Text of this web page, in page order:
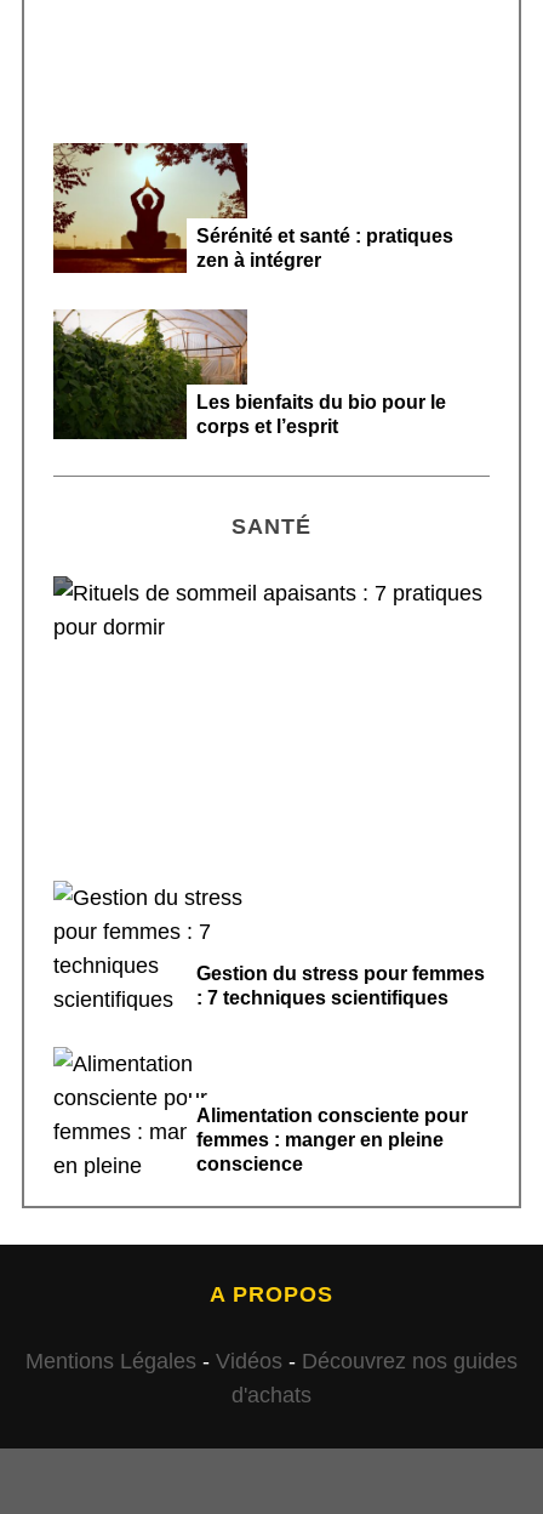
Sérénité et santé : pratiques
zen à intégrer
Les bienfaits du bio pour le
corps et l’esprit
SANTÉ
Gestion du stress pour femmes
: 7 techniques scientifiques
Alimentation consciente pour
femmes : manger en pleine
conscience
A PROPOS
Mentions Légales - Vidéos - Découvrez nos guides
d'achats